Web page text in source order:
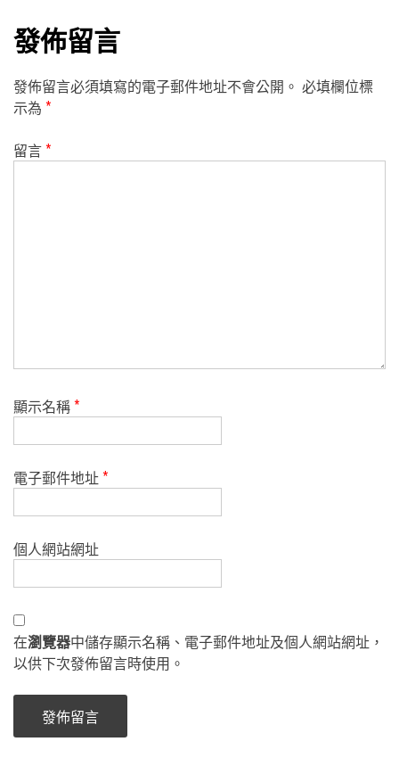
發佈留言
發佈留言必須填寫的電子郵件地址不會公開。 必填欄位標
示為 *
留言*
顯示名稱*
電子郵件地址*
個人網站網址
在瀏覽器中儲存顯示名稱、電子郵件地址及個人網站網址，
以供下次發佈留言時使用。